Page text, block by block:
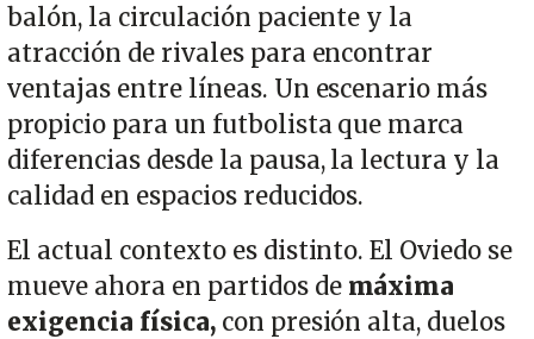
balón, la circulación paciente y la
atracción de rivales para encontrar
ventajas entre líneas. Un escenario más
propicio para un futbolista que marca
diferencias desde la pausa, la lectura y la
calidad en espacios reducidos.
El actual contexto es distinto. El Oviedo se
mueve ahora en partidos de máxima
exigencia física,con presión alta, duelos